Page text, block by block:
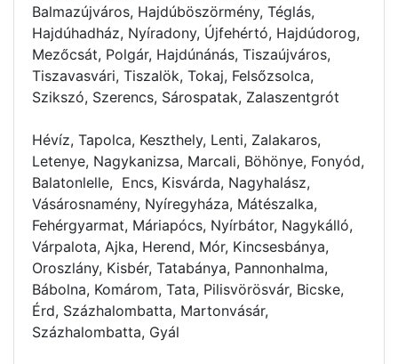
Balmazújváros, Hajdúböszörmény, Téglás,
Hajdúhadház, Nyíradony, Újfehértó, Hajdúdorog,
Mezőcsát, Polgár, Hajdúnánás, Tiszaújváros,
Tiszavasvári, Tiszalök, Tokaj, Felsőzsolca,
Szikszó, Szerencs, Sárospatak, Zalaszentgrót
Hévíz, Tapolca, Keszthely, Lenti, Zalakaros,
Letenye, Nagykanizsa, Marcali, Böhönye, Fonyód,
Balatonlelle, Encs, Kisvárda, Nagyhalász,
Vásárosnamény, Nyíregyháza, Mátészalka,
Fehérgyarmat, Máriapócs, Nyírbátor, Nagykálló,
Várpalota, Ajka, Herend, Mór, Kincsesbánya,
Oroszlány, Kisbér, Tatabánya, Pannonhalma,
Bábolna, Komárom, Tata, Pilisvörösvár, Bicske,
Érd, Százhalombatta, Martonvásár,
Százhalombatta, Gyál